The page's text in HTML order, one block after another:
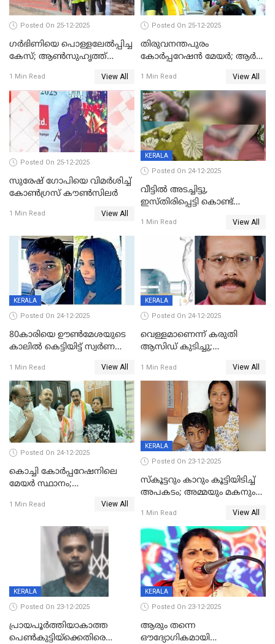
Posted On 25-12-2025
ഗര്‍ഭിണിയെ പൊള്ളലേല്‍പ്പിച്ച
കേസ്; ആണ്‍സുഹൃത്ത്
1 Min Read View All
Posted On 25-12-2025
തിരുവനന്തപുരം
കോര്‍പ്പറേഷന്‍ മേയർ; ആര്‍
1 Min Read View All
Posted On 25-12-2025
സുരേഷ് ഗോപിയെ വിമര്‍ശിച്ച്
കോണ്‍ഗ്രസ് കൗണ്‍സിലര്‍
1 Min Read View All
KERALA
Posted On 24-12-2025
വീട്ടിൽ അടച്ചിട്ടു,
ഇസ്തിരിപ്പെട്ടി കൊണ്ട്
ഗർഭിണിയായ യുവതിക്ക് ക്രൂര
1 Min Read View All
KERALA
Posted On 24-12-2025
80കാരിയെ ഊൺമേശയുടെ
കാലിൽ കെട്ടിയിട്ട് സ്വർണവും
കൊച്ചുമകനും സുഹൃത്തും
അറസ്റ്റിൽ
1 Min Read View All
KERALA
Posted On 24-12-2025
വെള്ളമാണെന്ന് കരുതി
ആസിഡ് കുടിച്ചു;
മരിച്ചു
1 Min Read View All
Posted On 24-12-2025
കൊച്ചി കോര്‍പ്പറേഷനിലെ
മേയര്‍ സ്ഥാനം;
രൂക്ഷം
1 Min Read View All
KERALA
Posted On 23-12-2025
സ്കൂട്ടറും കാറും കൂട്ടിയിടിച്ച്
അപകടം; അമ്മയും മകനും
ഗുരുതരാവസ്ഥയിൽ
1 Min Read View All
KERALA
Posted On 23-12-2025
പ്രായപൂർത്തിയാകാത്ത
പെൺകുട്ടിയ്ക്കെതിരെ
KERALA
Posted On 23-12-2025
ആരും തന്നെ
ഔദ്യോഗികമായി